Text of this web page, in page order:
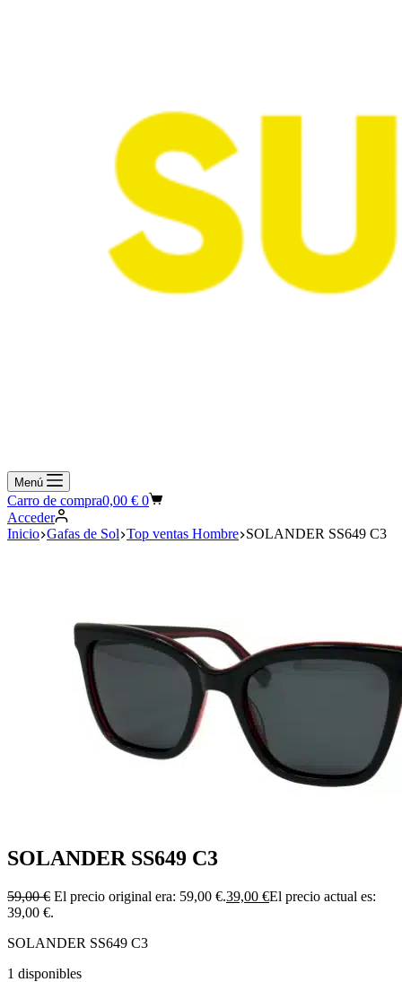
Menú
Carro de compra0,00 € 0
Acceder
Inicio Gafas de Sol Top ventas Hombre SOLANDER SS649 C3
SOLANDER SS649 C3
59,00€ El precio original era: 59,00 €.39,00 €El precio actual es:
39,00 €.
SOLANDER SS649 C3
1 disponibles